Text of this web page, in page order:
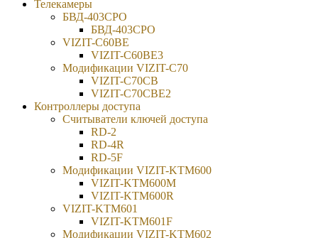
Телекамеры
БВД-403СРО
БВД-403СРО
VIZIT-С60BE
VIZIT-C60BE3
Модификации VIZIT-C70
VIZIT-C70CB
VIZIT-C70CBE2
Контроллеры доступа
Считыватели ключей доступа
RD-2
RD-4R
RD-5F
Модификации VIZIT-KTM600
VIZIT-KTM600М
VIZIT-KTM600R
VIZIT-KTM601
VIZIT-KTM601F
Модификации VIZIT-KTM602